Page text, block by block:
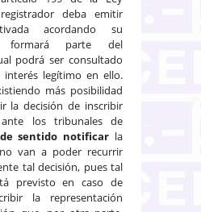
deba emitir
acordando su
formará parte del
podrá ser consultado
legítimo en ello.
más posibilidad
la decisión de inscribir
los tribunales de
sentido notificar la
van a poder recurrir
tal decisión, pues tal
previsto en caso de
la representación